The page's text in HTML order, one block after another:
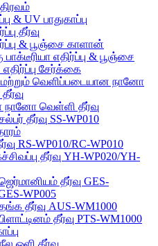
& UV பாதுகாப்பு
தீர்வு
& பூஞ்சை காளான்
பாக்டீரியா எதிர்ப்பு & பூஞ்சை
சேர்க்கை
மற்றும் வெளிப்படையான நானோ
வெள்ளி தீர்வு
தீர்வு SS-WP010
RS-WP010/RC-WP010
தீர்வு YH-WP020/YH-
தீர்வு GES-
WP005
தீர்வு AUS-WM1000
தீர்வு PTS-WM1000
நீல ஒளி தீர்வு